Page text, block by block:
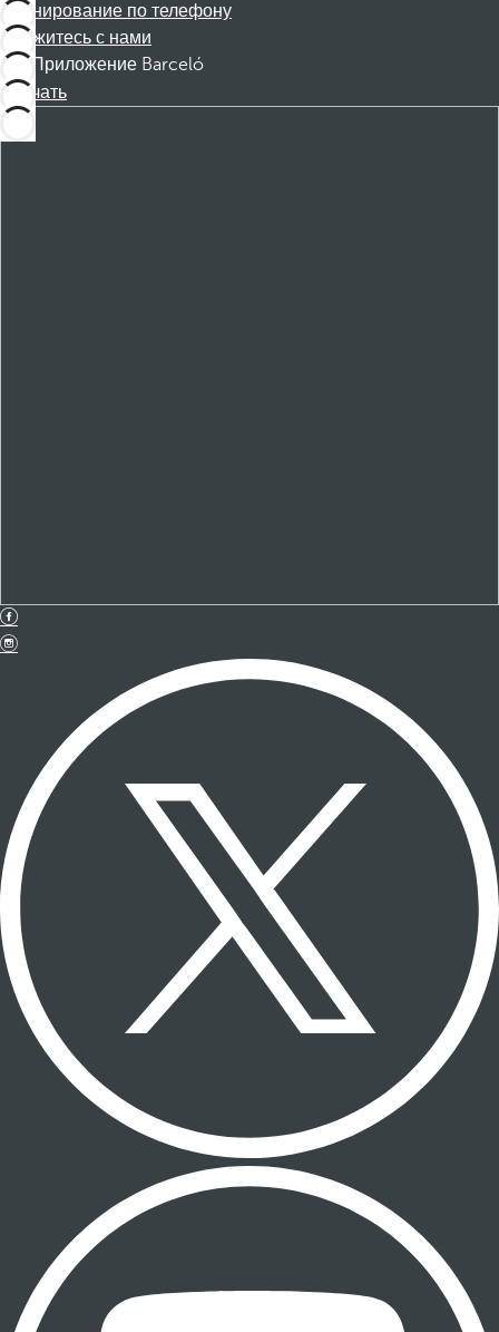
Бронирование по телефону
Свяжитесь с нами
Приложение Barceló
Скачать